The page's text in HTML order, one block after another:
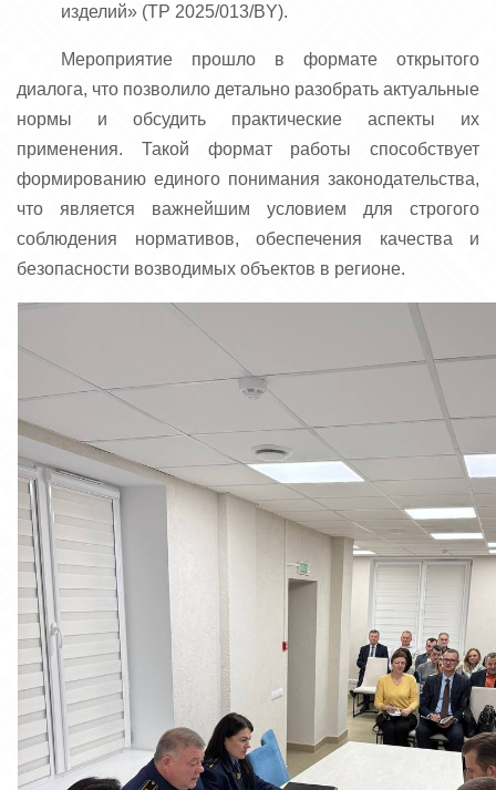
изделий» (ТР 2025/013/BY).
Мероприятие прошло в формате открытого
диалога, что позволило детально разобрать актуальные
нормы и обсудить практические аспекты их
применения. Такой формат работы способствует
формированию единого понимания законодательства,
что является важнейшим условием для строгого
соблюдения нормативов, обеспечения качества и
безопасности возводимых объектов в регионе.